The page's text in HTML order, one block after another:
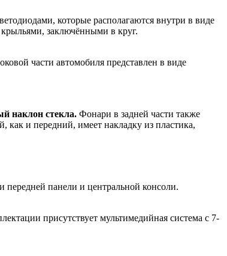
которые располагаются внутри в виде
заключёнными в круг.
части автомобиля представлен в виде
наклон стекла. Фонари в задней части также
и передний, имеет накладку из пластика,
панели и центральной консоли.
присутствует мультимедийная система с 7-